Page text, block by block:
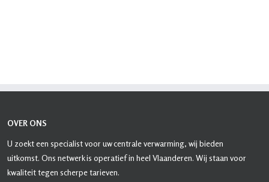
OVER ONS
U zoekt een specialist voor uw centrale verwarming, wij bieden
uitkomst. Ons netwerk is operatief in heel Vlaanderen. Wij staan voor
kwaliteit tegen scherpe tarieven.